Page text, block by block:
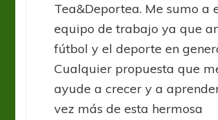
Tea&Deportea. Me sumo a
equipo de trabajo ya que
fútbol y el deporte en
Cualquier propuesta que
ayude a crecer y a
vez más de esta hermosa